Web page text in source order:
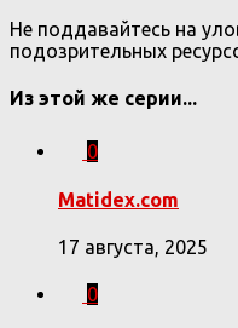
Не поддавайтесь на
подозрительных
Из этой же серии...
0
Matidex.com
17 августа, 2025
0